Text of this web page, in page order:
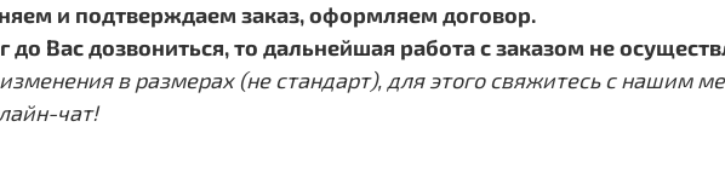
и подтверждаем заказ, оформляем договор.
Вас дозвониться, то дальнейшая работа с заказом не
в размерах (не стандарт), для этого свяжитесь с нашим
чат!